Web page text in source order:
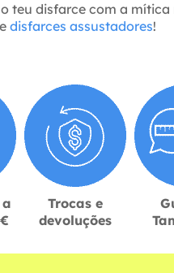
teu disfarce com a
disfarces assustadores!
Trocas e
devoluções